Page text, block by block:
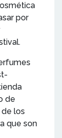
por
de
los
que son